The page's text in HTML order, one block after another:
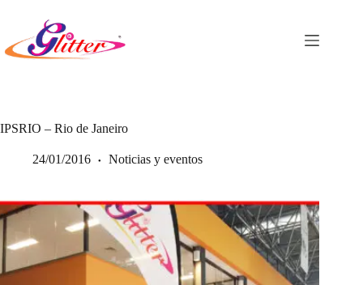
contenido
IPSRIO – Rio de Janeiro
24/01/2016 Noticias y eventos